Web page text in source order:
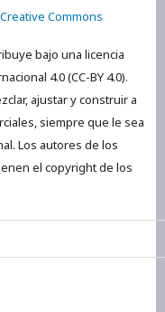
Creative Commons
bajo una licencia
4.0 (CC-BY 4.0).
ajustar y construir a
siempre que le sea
Los autores de los
el copyright de los